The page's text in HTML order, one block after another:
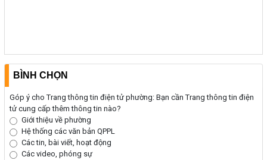
BÌNH CHỌN
Góp ý cho Trang thông tin điện tử phường: Bạn cần Trang thông tin điện
tử cung cấp thêm thông tin nào?
Giới thiệu về phường
Hệ thống các văn bản QPPL
Các tin, bài viết, hoạt động
Các video, phóng sự